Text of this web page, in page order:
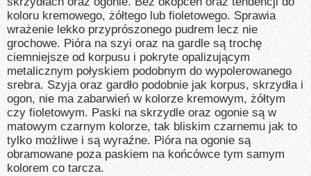
koloru kremowego, żółtego lub fioletowego. Sprawia
wrażenie lekko przyprószonego pudrem lecz nie
grochowe. Pióra na szyi oraz na gardle są trochę
ciemniejsze od korpusu i pokryte opalizującym
metalicznym połyskiem podobnym do wypolerowanego
srebra. Szyja oraz gardło podobnie jak korpus, skrzydła i
ogon, nie ma zabarwień w kolorze kremowym, żółtym
czy fioletowym. Paski na skrzydle oraz ogonie są w
matowym czarnym kolorze, tak bliskim czarnemu jak to
tylko możliwe i są wyraźne. Pióra na ogonie są
obramowane poza paskiem na końcówce tym samym
kolorem co tarcza.